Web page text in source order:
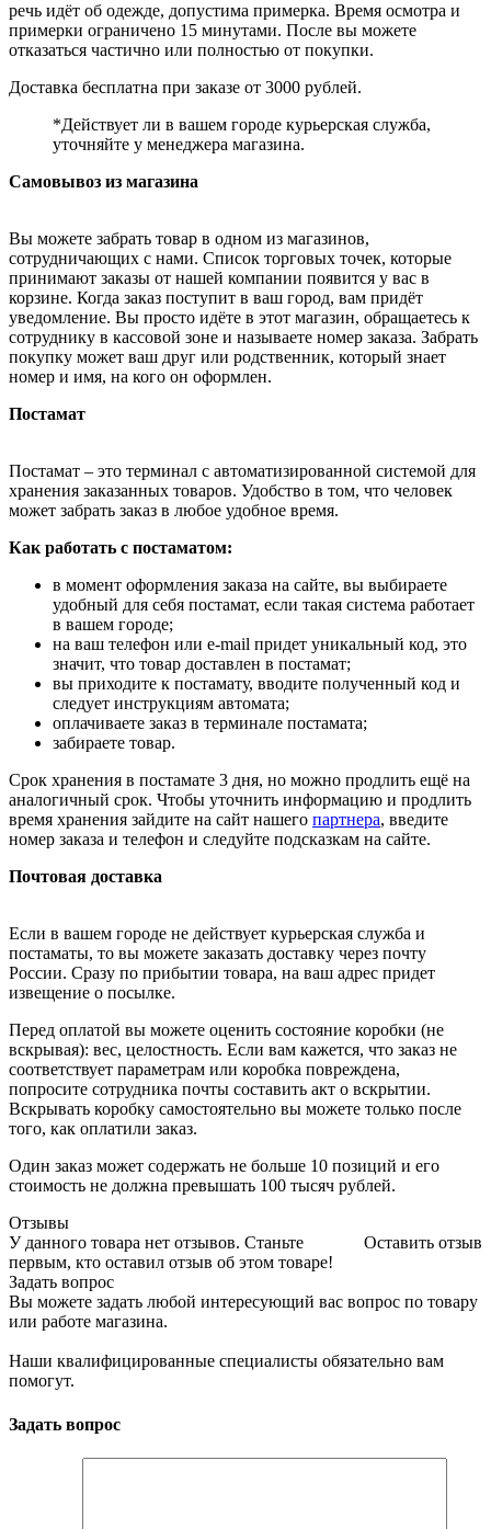
речь идёт об одежде, допустима примерка. Время осмотра и
примерки ограничено 15 минутами. После вы можете
отказаться частично или полностью от покупки.
Доставка бесплатна при заказе от 3000 рублей.
*Действует ли в вашем городе курьерская служба,
уточняйте у менеджера магазина.
Самовывоз из магазина
Вы можете забрать товар в одном из магазинов,
сотрудничающих с нами. Список торговых точек, которые
принимают заказы от нашей компании появится у вас в
корзине. Когда заказ поступит в ваш город, вам придёт
уведомление. Вы просто идёте в этот магазин, обращаетесь к
сотруднику в кассовой зоне и называете номер заказа. Забрать
покупку может ваш друг или родственник, который знает
номер и имя, на кого он оформлен.
Постамат
Постамат – это терминал с автоматизированной системой для
хранения заказанных товаров. Удобство в том, что человек
может забрать заказ в любое удобное время.
Как работать с постаматом:
в момент оформления заказа на сайте, вы выбираете
удобный для себя постамат, если такая система работает
в вашем городе;
на ваш телефон или e-mail придет уникальный код, это
значит, что товар доставлен в постамат;
вы приходите к постамату, вводите полученный код и
следует инструкциям автомата;
оплачиваете заказ в терминале постамата;
забираете товар.
Срок хранения в постамате 3 дня, но можно продлить ещё на
аналогичный срок. Чтобы уточнить информацию и продлить
время хранения зайдите на сайт нашего партнера, введите
номер заказа и телефон и следуйте подсказкам на сайте.
Почтовая доставка
Если в вашем городе не действует курьерская служба и
постаматы, то вы можете заказать доставку через почту
России. Сразу по прибытии товара, на ваш адрес придет
извещение о посылке.
Перед оплатой вы можете оценить состояние коробки (не
вскрывая): вес, целостность. Если вам кажется, что заказ не
соответствует параметрам или коробка повреждена,
попросите сотрудника почты составить акт о вскрытии.
Вскрывать коробку самостоятельно вы можете только после
того, как оплатили заказ.
Один заказ может содержать не больше 10 позиций и его
стоимость не должна превышать 100 тысяч рублей.
Отзывы
Оставить отзыв
У данного товара нет отзывов. Станьте
первым, кто оставил отзыв об этом товаре!
Задать вопрос
Вы можете задать любой интересующий вас вопрос по товару
или работе магазина.
Наши квалифицированные специалисты обязательно вам
помогут.
Задать вопрос